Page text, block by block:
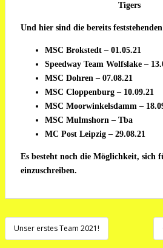
Tigers
Und hier sind die bereits
MSC Brokstedt – 01.05.21
Speedway Team Wolfslake –
MSC Dohren – 07.08.21
MSC Cloppenburg – 10.09.21
MSC Moorwinkelsdamm –
MSC Mulmshorn – Tba
MC Post Leipzig – 29.08.21
Es besteht noch die Möglichkeit, sich
einzuschreiben.
Beitragsnavigation
Unser erstes Team 2021!